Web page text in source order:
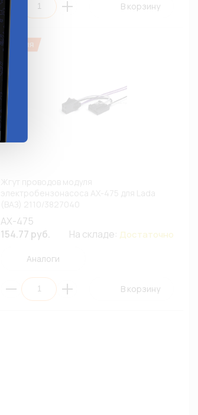
В корзину
Жгут проводов модуля
AX-475
154.77 руб.
На складе: Достаточно
Аналоги
В корзину